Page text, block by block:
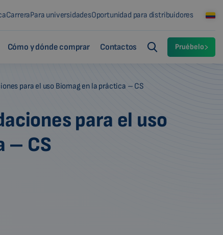
CarreraPara universidadesOportunidad para distribuidores
Cómo y dónde comprar Contactos Pruébelo
para el uso Biomag en la práctica – CS
para el uso
– CS